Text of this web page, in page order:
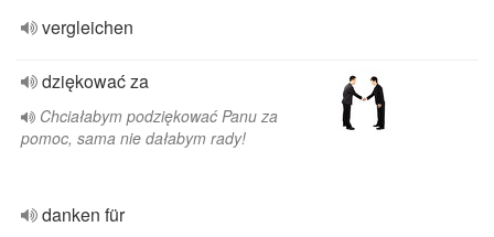
vergleichen
dziękować za
Chciałabym podziękować Panu za
pomoc, sama nie dałabym rady!
danken für